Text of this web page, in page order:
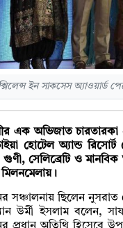
ইন সাকসেস অ্যাওয়ার্ড
এক অভিজাত
হোটেল অ্যান্ড
গুণী, সেলিব্রেটি ও
মিলনমেলায়।
সঞ্চালনায় ছিলেন
উর্মী ইসলাম বলেন,